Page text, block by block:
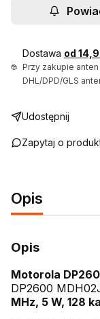
Dostawa od
Przy zakupie
DHL/DPD/GLS
Udostępnij
Zapytaj o
Opis
Opis
Motorola
DP2600
MHz, 5 W, 128